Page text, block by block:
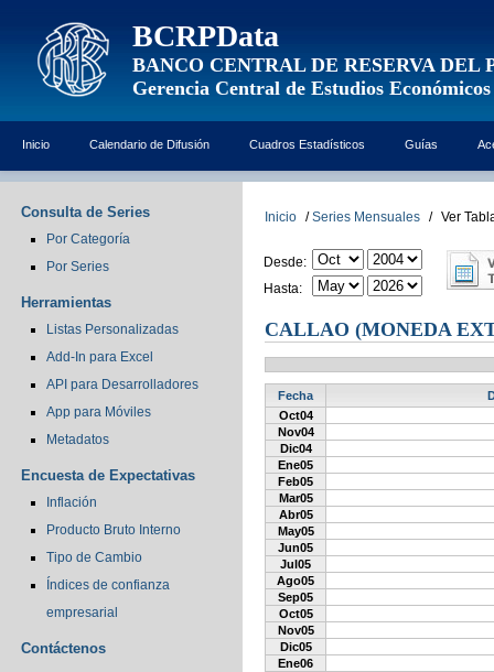
BCRPData
BANCO CENTRAL DE RESERVA DEL
Gerencia Central de Estudios Económicos
Inicio Calendario de Difusión Cuadros Estadísticos Guías
Consulta de Series
Por Categoría
Por Series
Herramientas
Listas Personalizadas
Add-In para Excel
API para Desarrolladores
App para Móviles
Metadatos
Encuesta de Expectativas
Inflación
Producto Bruto Interno
Tipo de Cambio
Índices de confianza
empresarial
Contáctenos
Inicio / Series Mensuales / Ver
Desde:
Hasta:
CALLAO (MONEDA
Fecha
Oct04
Nov04
Dic04
Ene05
Feb05
Mar05
Abr05
May05
Jun05
Jul05
Ago05
Sep05
Oct05
Nov05
Dic05
Ene06